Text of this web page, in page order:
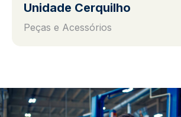
Unidade Cerquilho
Peças e Acessórios